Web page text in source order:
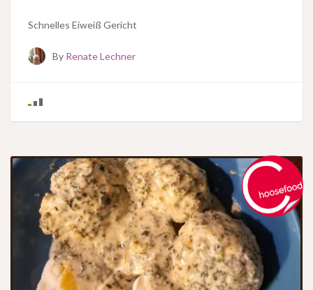
Schnelles Eiweiß Gericht
By Renate Lechner